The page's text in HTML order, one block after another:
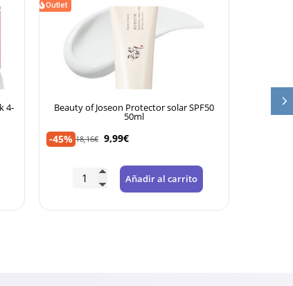
4-
Outlet
Beauty of Joseon Protector solar SPF50
50ml
-45% 18,16€ 9,99€
Añadir al carrito